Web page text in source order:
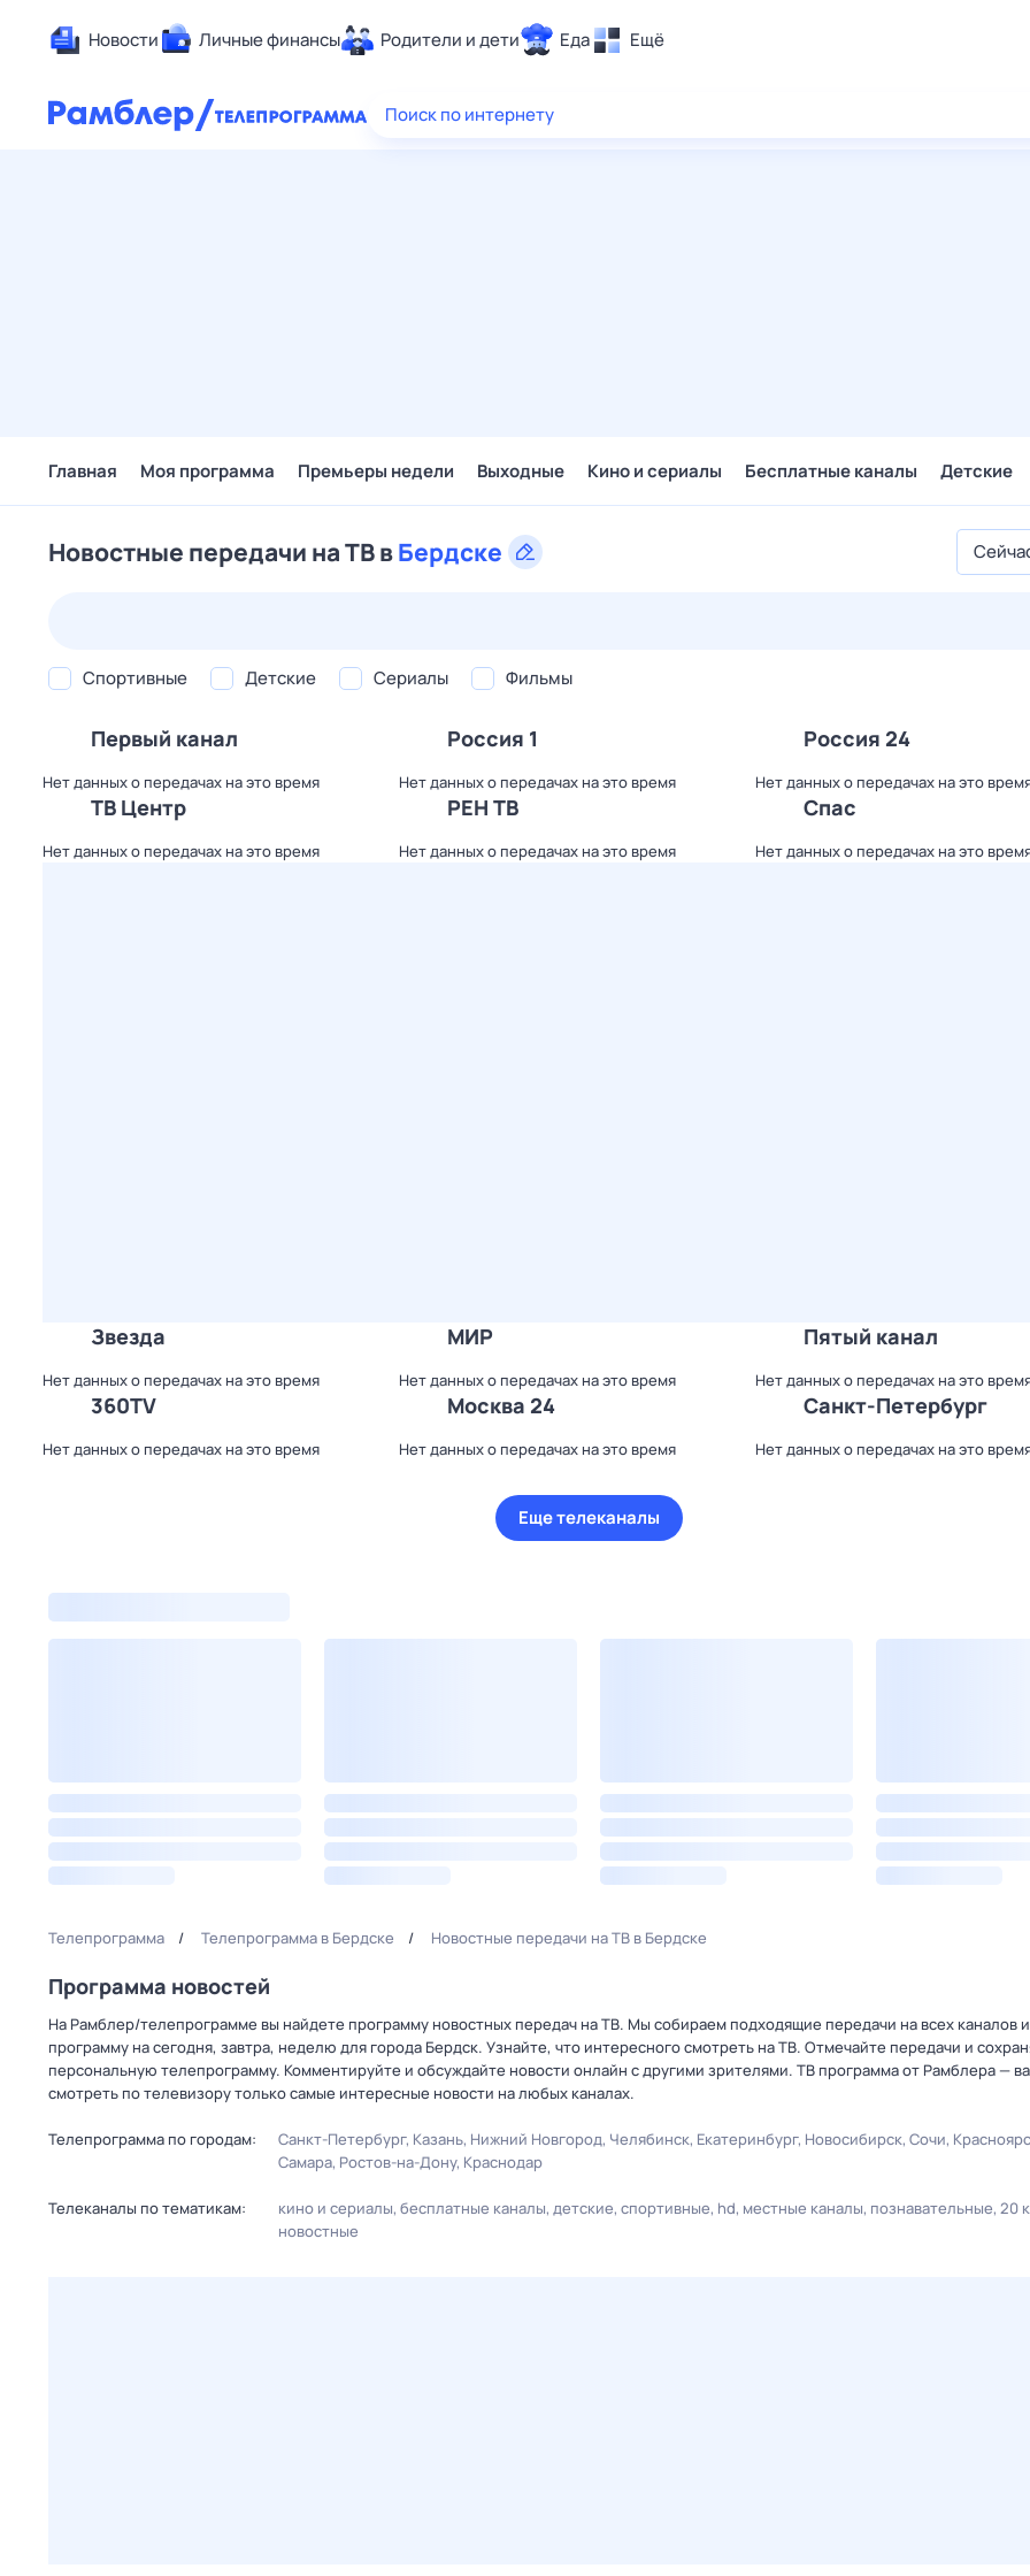
Новости Личные финансы Родители и дети Еда Ещё
Здоровье
Поиск по интернету
Главная Моя программа Премьеры недели Выходные Кино и сериалы Бесплатные каналы Детские
Новостные передачи на ТВ вБердске
Спортивные Детские Сериалы Фильмы
Первый канал
Нет данных о передачах на это время
Россия 1
Нет данных о передачах на это время
Россия 24
Нет данных о передачах на это
ТВ Центр
Нет данных о передачах на это время
РЕН ТВ
Нет данных о передачах на это время
Спас
Нет данных о передачах на это
Звезда
Нет данных о передачах на это время
МИР
Нет данных о передачах на это время
Пятый канал
Нет данных о передачах на это
360TV
Нет данных о передачах на это время
Москва 24
Нет данных о передачах на это время
Санкт-Петербург
Нет данных о передачах на это
Еще телеканалы
Телепрограмма Телепрограмма в Бердске Новостные передачи на ТВ в Бердске
Программа новостей
На Рамблер/телепрограмме вы найдете программу новостных передач на ТВ. Мы собираем подходящие передачи на всех каналов
программу на сегодня, завтра, неделю для города Бердск. Узнайте, что интересного смотреть на ТВ. Отмечайте передачи и
персональную телепрограмму. Комментируйте и обсуждайте новости онлайн с другими зрителями. ТВ программа от Рамблера —
смотреть по телевизору только самые интересные новости на любых каналах.
Телепрограмма по городам: Санкт-Петербург Казань Нижний Новгород Челябинск Екатеринбург Новосибирск Сочи
Самара Ростов-на-Дону Краснодар
Телеканалы по тематикам: кино и сериалы бесплатные каналы детские спортивные hd местные каналы познавательные 20
новостные